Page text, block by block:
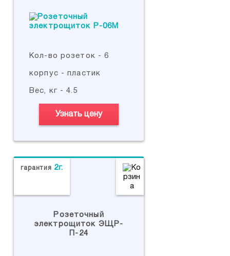
Кол-во розеток - 6
корпус - пластик
Вес, кг - 4.5
Узнать цену
гарантия 2г.
Розеточный
электрощиток ЭЩР-
П-24